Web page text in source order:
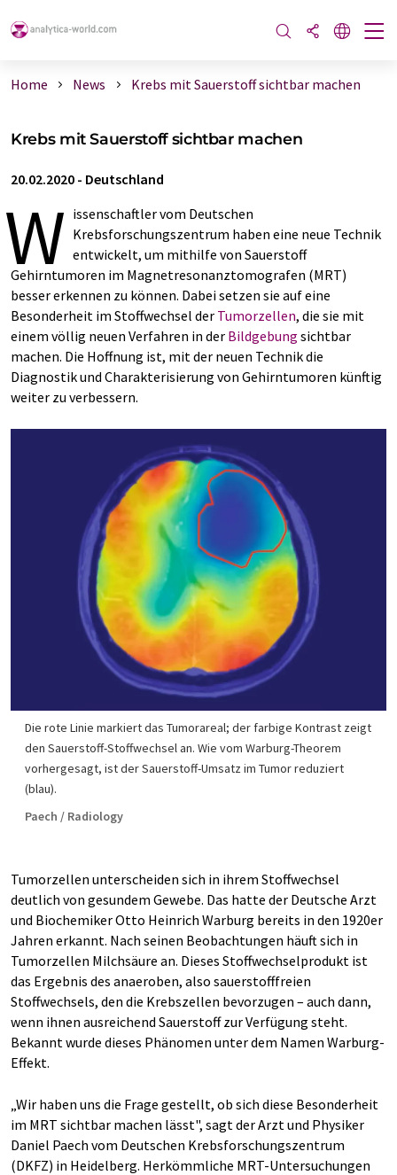
Home News Krebs mit Sauerstoff sichtbar machen
Krebs mit Sauerstoff sichtbar machen
20.02.2020 - Deutschland
W issenschaftler vom Deutschen
Krebsforschungszentrum haben eine neue Technik
entwickelt, um mithilfe von Sauerstoff
Gehirntumoren im Magnetresonanztomografen (MRT)
besser erkennen zu können. Dabei setzen sie auf eine
Besonderheit im Stoffwechsel der Tumorzellen, die sie mit
einem völlig neuen Verfahren in der Bildgebung sichtbar
machen. Die Hoffnung ist, mit der neuen Technik die
Diagnostik und Charakterisierung von Gehirntumoren künftig
weiter zu verbessern.
Die rote Linie markiert das Tumorareal; der farbige Kontrast zeigt
den Sauerstoff-Stoffwechsel an. Wie vom Warburg-Theorem
vorhergesagt, ist der Sauerstoff-Umsatz im Tumor reduziert
(blau).
Paech / Radiology
Tumorzellen unterscheiden sich in ihrem Stoffwechsel
deutlich von gesundem Gewebe. Das hatte der Deutsche Arzt
und Biochemiker Otto Heinrich Warburg bereits in den 1920er
Jahren erkannt. Nach seinen Beobachtungen häuft sich in
Tumorzellen Milchsäure an. Dieses Stoffwechselprodukt ist
das Ergebnis des anaeroben, also sauerstofffreien
Stoffwechsels, den die Krebszellen bevorzugen – auch dann,
wenn ihnen ausreichend Sauerstoff zur Verfügung steht.
Bekannt wurde dieses Phänomen unter dem Namen Warburg-
Effekt.
„Wir haben uns die Frage gestellt, ob sich diese Besonderheit
im MRT sichtbar machen lässt", sagt der Arzt und Physiker
Daniel Paech vom Deutschen Krebsforschungszentrum
(DKFZ) in Heidelberg. Herkömmliche MRT-Untersuchungen